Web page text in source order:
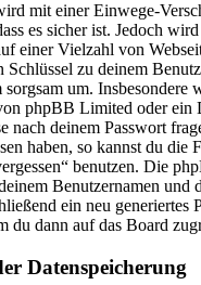
mit einer Einwege-
es sicher ist. Jedoch
einer Vielzahl von
Schlüssel zu deinem
sorgsam um. Insbesondere
phpBB Limited oder ein
nach deinem Passwort
haben, so kannst du die
benutzen. Die
Benutzernamen und
ein neu generiertes
du dann auf das Board
Datenspeicherung